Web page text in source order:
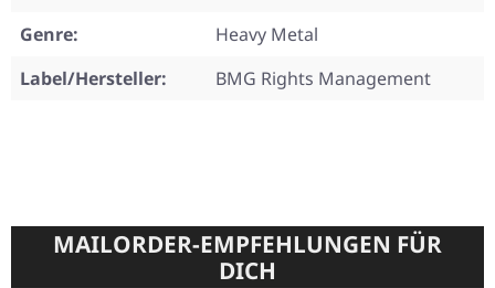
Genre:
Heavy Metal
Label/Hersteller:
BMG Rights Management
MAILORDER-EMPFEHLUNGEN FÜR
DICH